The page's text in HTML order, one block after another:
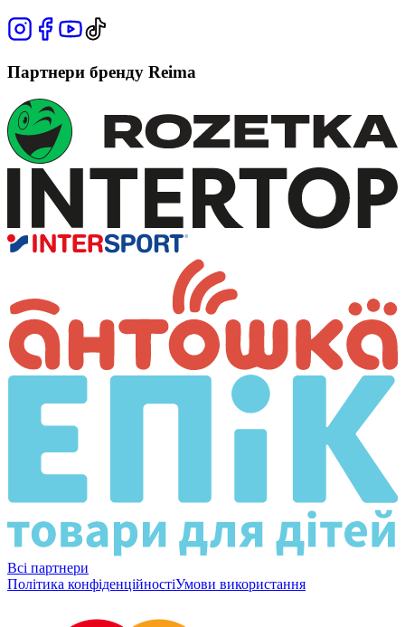
Партнери бренду Reima
Всі партнери
Політика конфіденційностіУмови використання